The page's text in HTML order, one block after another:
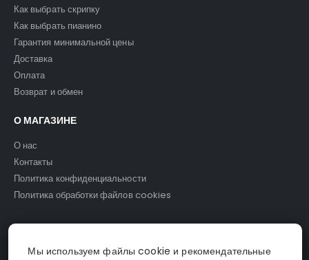
Как выбрать скрипку
Как выбрать пианино
Гарантия минимальной цены
Доставка
Оплата
Возврат и обмен
О МАГАЗИНЕ
О нас
Контакты
Политика конфиденциальности
Политика обработки файлов cookies
Мы используем файлы cookie и рекомендательные